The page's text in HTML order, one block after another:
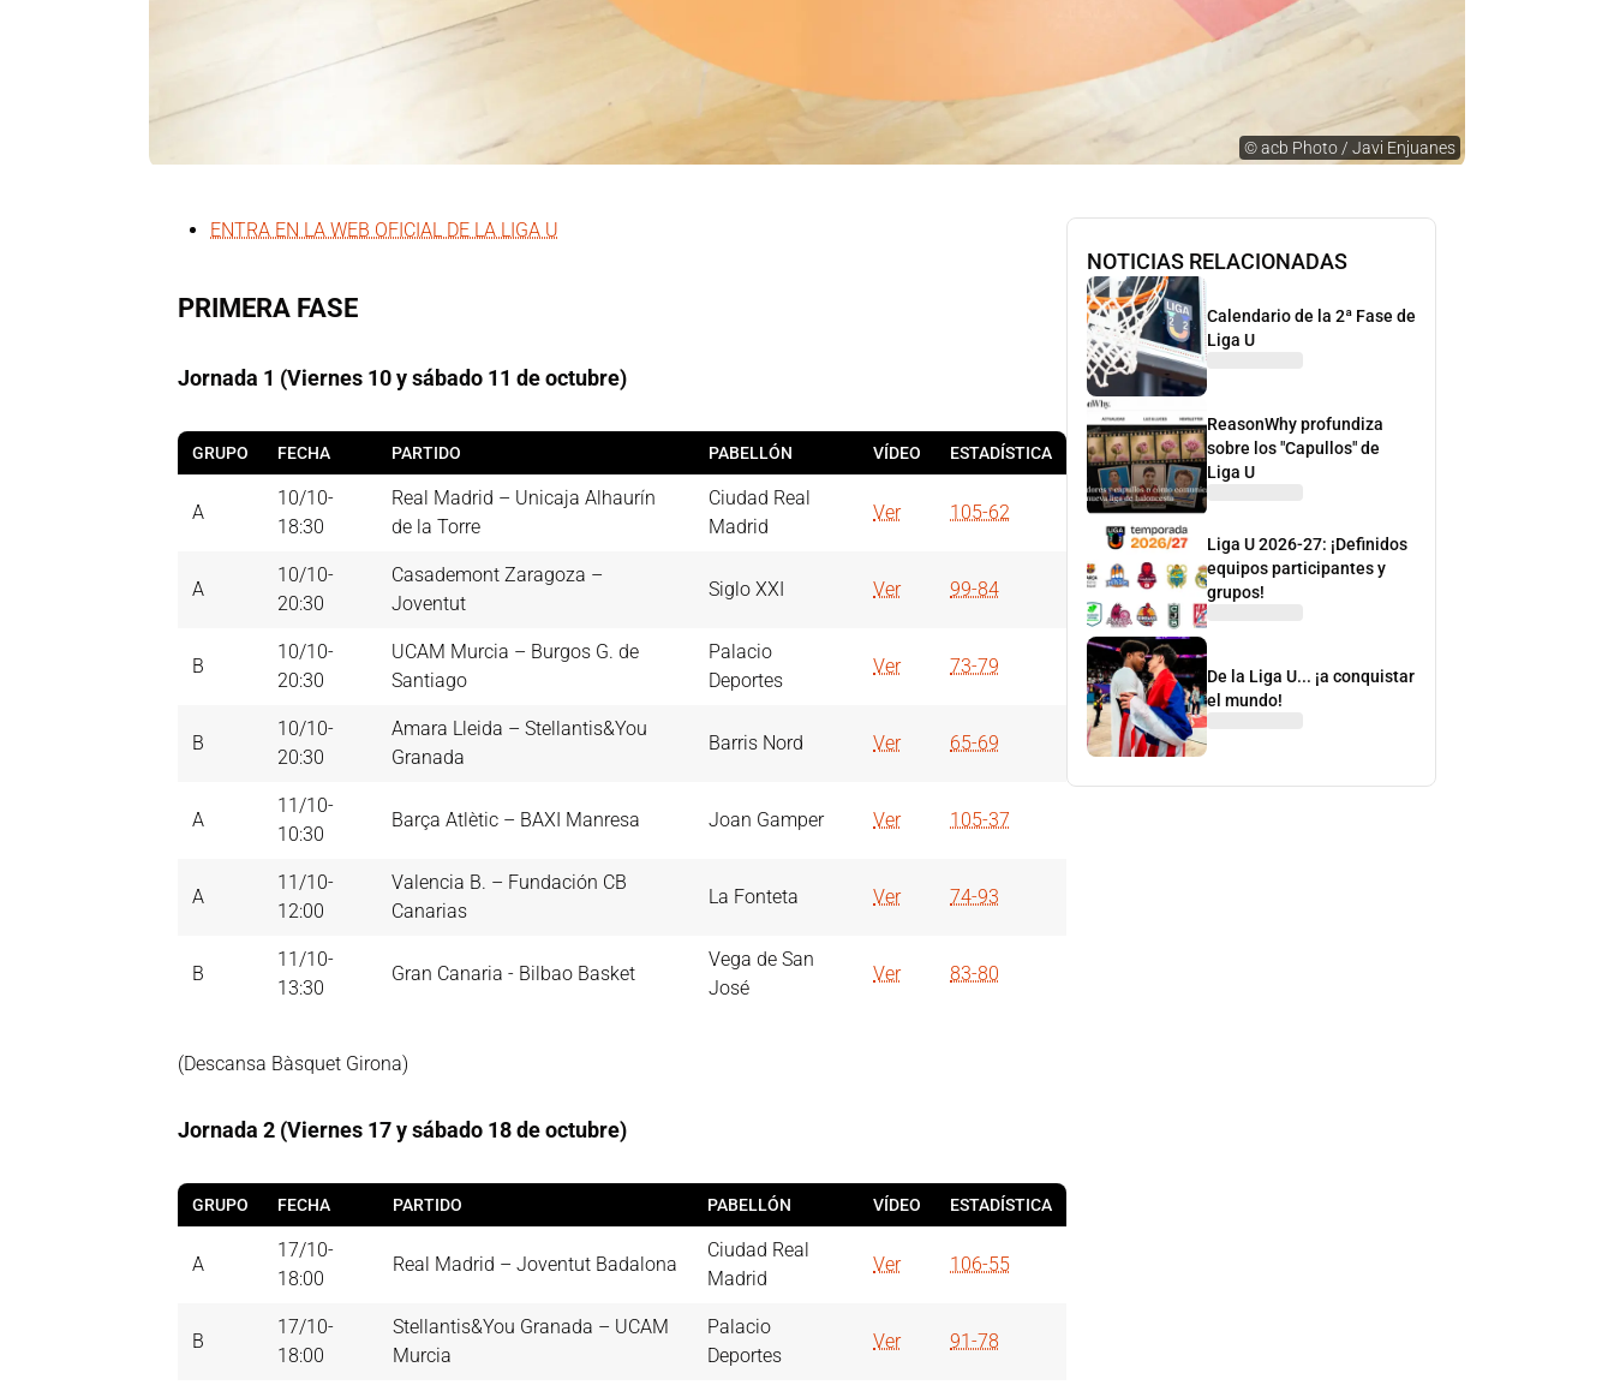
©acb Photo / Javi Enjuanes
ENTRA EN LA WEB OFICIAL DE LA LIGA U
PRIMERA FASE
Jornada 1 (Viernes 10 y sábado 11 de octubre)
GRUPO FECHA PARTIDO PABELLÓN VÍDEO ESTADÍSTICA
A
10/10-
18:30
Real Madrid – Unicaja Alhaurín
de la Torre
Ciudad Real
Madrid
Ver 105-62
A
10/10-
20:30
Casademont Zaragoza –
Joventut
Siglo XXI Ver 99-84
B
10/10-
20:30
UCAM Murcia – Burgos G. de
Santiago
Palacio
Deportes
Ver 73-79
B
10/10-
20:30
Amara Lleida – Stellantis&You
Granada
Barris Nord Ver 65-69
A
11/10-
10:30
Barça Atlètic – BAXI Manresa Joan Gamper Ver 105-37
A
11/10-
12:00
Valencia B. – Fundación CB
Canarias
La Fonteta Ver 74-93
B
11/10-
13:30
Gran Canaria - Bilbao Basket
Vega de San
José
Ver 83-80
(Descansa Bàsquet Girona)
Jornada 2 (Viernes 17 y sábado 18 de octubre)
GRUPO FECHA PARTIDO PABELLÓN VÍDEO ESTADÍSTICA
A
17/10-
18:00
Real Madrid – Joventut Badalona
Ciudad Real
Madrid
Ver 106-55
B
17/10-
18:00
Stellantis&You Granada – UCAM
Murcia
Palacio
Deportes
Ver 91-78
NOTICIAS RELACIONADAS
Calendario de la 2ª Fase de
Liga U
ReasonWhy profundiza
sobre los "Capullos" de
Liga U
Liga U 2026-27: ¡Definidos
equipos participantes y
grupos!
De la Liga U... ¡a conquistar
el mundo!